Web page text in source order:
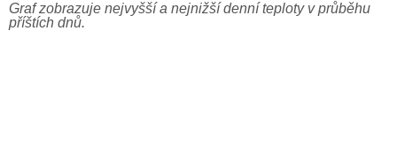
Graf zobrazuje nejvyšší a nejnižší denní teploty v průběhu
příštích dnů.